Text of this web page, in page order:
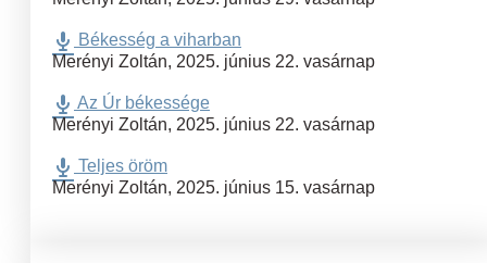
Békesség a viharban
Merényi Zoltán, 2025. június 22. vasárnap
Az Úr békessége
Merényi Zoltán, 2025. június 22. vasárnap
Teljes öröm
Merényi Zoltán, 2025. június 15. vasárnap